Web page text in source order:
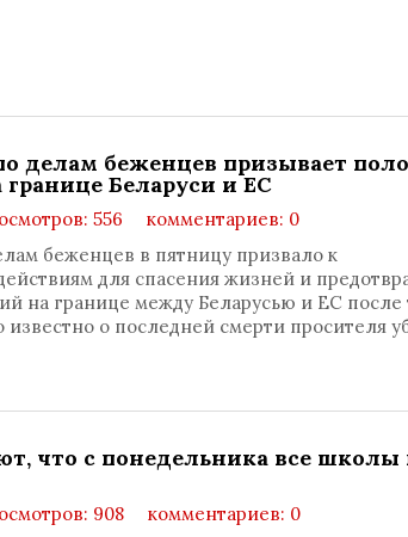
делам беженцев призывает
Беларуси и ЕС
556
комментариев: 0
беженцев в пятницу призвало к
для спасения жизней и
на границе между Беларусью и ЕС после
известно о последней смерти просителя
что с понедельника все школы
908
комментариев: 0